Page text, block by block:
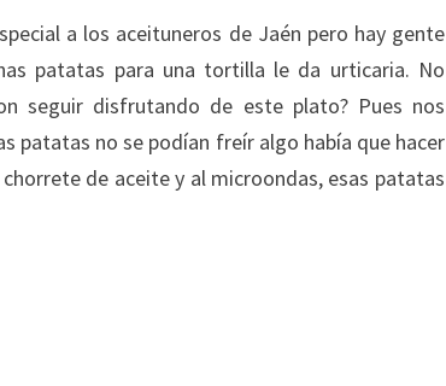
a los aceituneros de Jaén pero hay gente
patatas para una tortilla le da urticaria. No
seguir disfrutando de este plato? Pues nos
patatas no se podían freír algo había que hacer
de aceite y al microondas, esas patatas